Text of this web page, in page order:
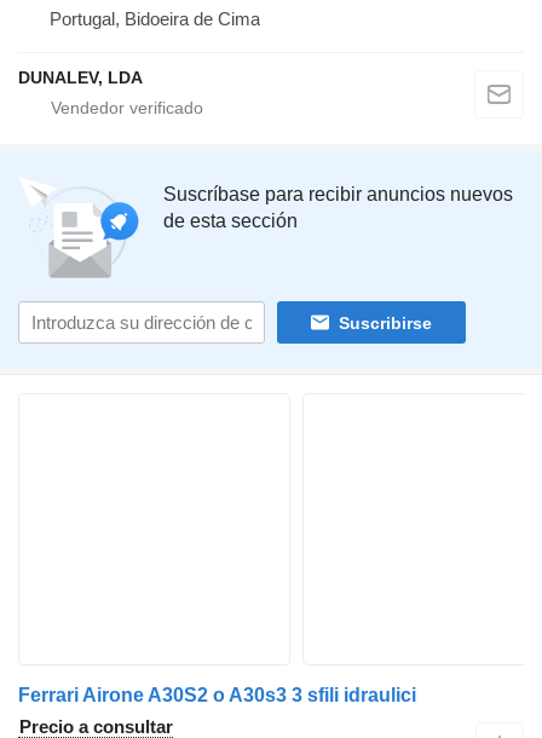
Portugal, Bidoeira de Cima
DUNALEV, LDA
Suscríbase para recibir anuncios nuevos
de esta sección
Suscribirse
Ferrari Airone A30S2 o A30s3 3 sfili idraulici
Precio a consultar